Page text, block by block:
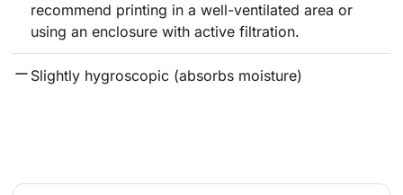
recommend printing in a well-ventilated area or
using an enclosure with active filtration.
Slightly hygroscopic (absorbs moisture)